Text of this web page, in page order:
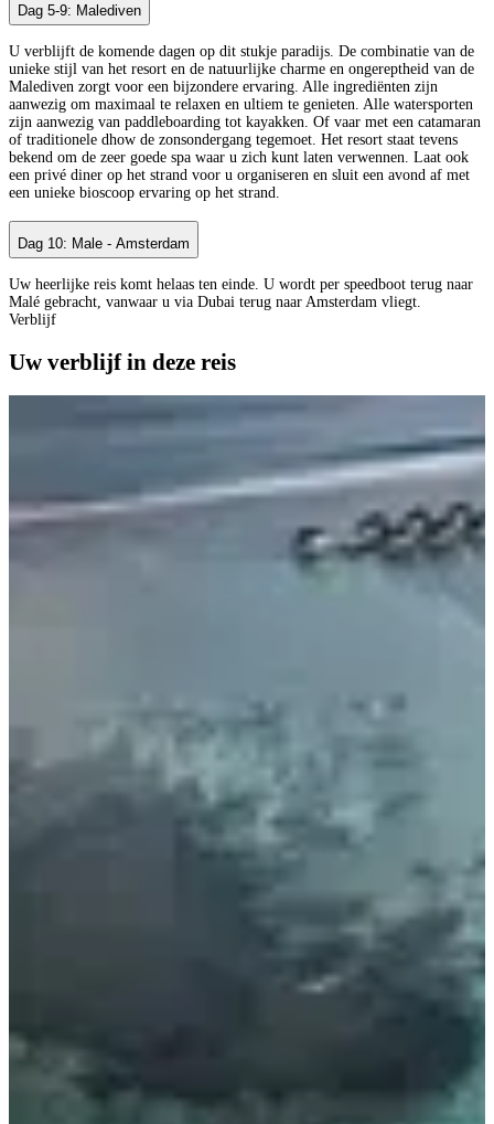
Dag 5-9: Malediven
U verblijft de komende dagen op dit stukje paradijs. De combinatie van de
unieke stijl van het resort en de natuurlijke charme en ongereptheid van de
Malediven zorgt voor een bijzondere ervaring. Alle ingrediënten zijn
aanwezig om maximaal te relaxen en ultiem te genieten. Alle watersporten
zijn aanwezig van paddleboarding tot kayakken. Of vaar met een catamaran
of traditionele dhow de zonsondergang tegemoet. Het resort staat tevens
bekend om de zeer goede spa waar u zich kunt laten verwennen. Laat ook
een privé diner op het strand voor u organiseren en sluit een avond af met
een unieke bioscoop ervaring op het strand.
Dag 10: Male - Amsterdam
Uw heerlijke reis komt helaas ten einde. U wordt per speedboot terug naar
Malé gebracht, vanwaar u via Dubai terug naar Amsterdam vliegt.
Verblijf
Uw verblijf in deze reis